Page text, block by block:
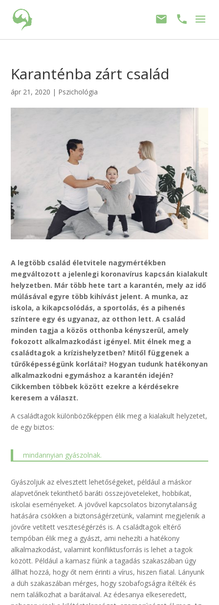
Karanténba zárt család
ápr 21, 2020 | Pszichológia
A legtöbb család életvitele nagymértékben
megváltozott a jelenlegi koronavírus kapcsán kialakult
helyzetben. Már több hete tart a karantén, mely az idő
múlásával egyre több kihívást jelent. A munka, az
iskola, a kikapcsolódás, a sportolás, és a pihenés
színtere egy és ugyanaz, az otthon lett. A család
minden tagja a közös otthonba kényszerül, amely
fokozott alkalmazkodást igényel. Mit élnek meg a
családtagok a krízishelyzetben? Mitől függenek a
tűrőképességünk korlátai? Hogyan tudunk hatékonyan
alkalmazkodni egymáshoz a karantén idején?
Cikkemben többek között ezekre a kérdésekre
keresem a választ.
A családtagok különbözőképpen élik meg a kialakult helyzetet,
de egy biztos:
mindannyian gyászolnak.
Gyászoljuk az elvesztett lehetőségeket, például a máskor
alapvetőnek tekinthető baráti összejöveteleket, hobbikat,
iskolai eseményeket. A jövővel kapcsolatos bizonytalanság
hatására csökken a biztonságérzetünk, valamint megjelenik a
jövőre vetített veszteségérzés is. A családtagok eltérő
tempóban élik meg a gyászt, ami nehezíti a hatékony
alkalmazkodást, valamint konfliktusforrás is lehet a tagok
között. Például a kamasz fiúnk a tagadás szakaszában úgy
állhat hozzá, hogy őt nem érinti a vírus, hiszen fiatal. Lányunk
a düh szakaszában mérges, hogy szobafogságra ítélték és
nem találkozhat a barátaival. Az édesanya elkeseredett,